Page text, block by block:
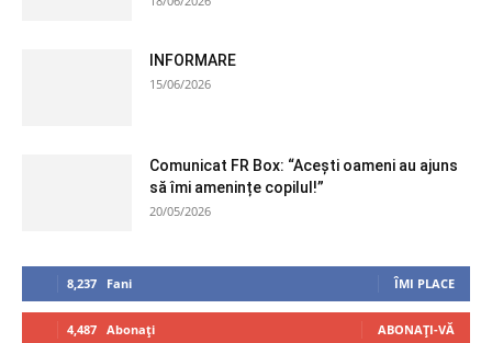
INFORMARE
15/06/2026
Comunicat FR Box: “Acești oameni au ajuns
să îmi amenințe copilul!”
20/05/2026
8,237 Fani ÎMI PLACE
4,487 Abonați ABONAȚI-VĂ